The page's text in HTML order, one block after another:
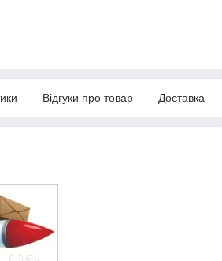
Відгуки про товар Доставка